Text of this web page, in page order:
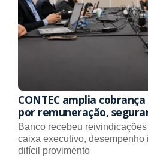
CONTEC amplia
por remuneração,
Banco recebeu
caixa executivo,
difícil provimento